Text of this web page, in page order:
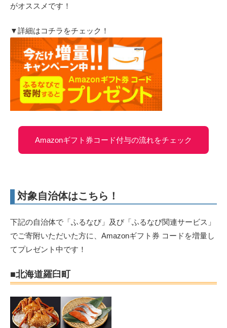
がオススメです！
▼詳細はコチラをチェック！
Amazonギフト券コード付与の流れをチェック
対象自治体はこちら！
下記の自治体で「ふるなび」及び「ふるなび関連サービス」
でご寄附いただいた方に、Amazonギフト券 コードを増量し
てプレゼント中です！
■北海道羅臼町